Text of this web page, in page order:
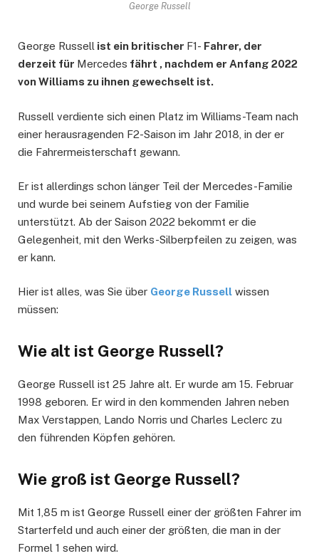
George Russell
George Russell ist ein britischer F1- Fahrer, der
derzeit für Mercedes fährt , nachdem er Anfang 2022
von Williams zu ihnen gewechselt ist.
Russell verdiente sich einen Platz im Williams-Team nach
einer herausragenden F2-Saison im Jahr 2018, in der er
die Fahrermeisterschaft gewann.
Er ist allerdings schon länger Teil der Mercedes-Familie
und wurde bei seinem Aufstieg von der Familie
unterstützt. Ab der Saison 2022 bekommt er die
Gelegenheit, mit den Werks-Silberpfeilen zu zeigen, was
er kann.
Hier ist alles, was Sie über George Russell wissen
müssen:
Wie alt ist George Russell?
George Russell ist 25 Jahre alt. Er wurde am 15. Februar
1998 geboren. Er wird in den kommenden Jahren neben
Max Verstappen, Lando Norris und Charles Leclerc zu
den führenden Köpfen gehören.
Wie groß ist George Russell?
Mit 1,85 m ist George Russell einer der größten Fahrer im
Starterfeld und auch einer der größten, die man in der
Formel 1 sehen wird.